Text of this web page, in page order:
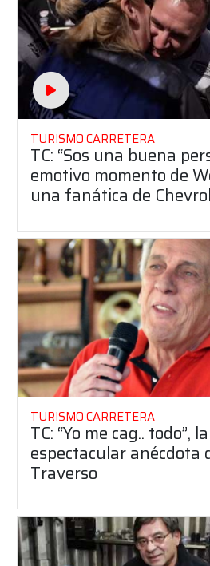
TURISMO CARRETERA
TC: “Sos una buena
emotivo momento de
una fanática de
TURISMO CARRETERA
TC: “Yo me cag.. todo”, la
espectacular anécdota
Traverso